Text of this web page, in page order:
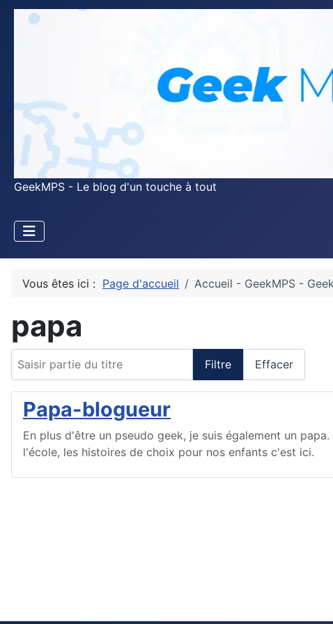
GeekMPS - Le blog d'un touche à tout
Vous êtes ici : Page d'accueil Accueil - GeekMPS -
papa
Filtre Effacer
Papa-blogueur
En plus d'être un pseudo geek, je suis également un
l'école, les histoires de choix pour nos enfants c'est ici.